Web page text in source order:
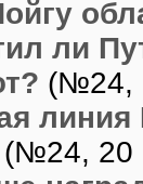
ли
(№24,
линия
(№24, 20